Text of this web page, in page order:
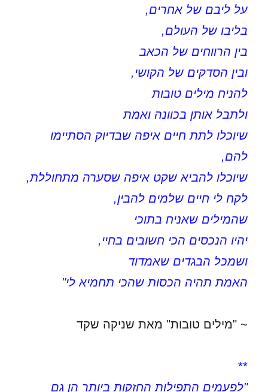
על ליבם של אחרים,
בליבו של העולם,
בין הרווחים של הכאב
ובין הסדקים של הקושי,
להניח מילים טובות
ולתבל אותן בכוונה ואמת
שיוכלו לתת חיים איפה שבדיוק הסתיימו
להם,
שיוכלו להביא שקט איפה שסערה מתחוללת,
לקח לי חיים שלמים להבין,
שהמילים שאניח בתוכי
יהיו הנכסים הכי חשובים בחיי,
ושמכל הבגדים שאמדוד
האמת תהיה הכסות שהכי תחמיא לי"
~ "מילים טובות" מאת שניקה שקד
**
"לפעמים התפילות החזקות ביותר הן גם